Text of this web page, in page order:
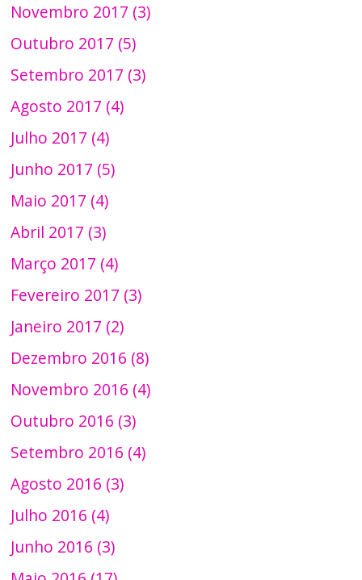
Novembro 2017 (3)
Outubro 2017 (5)
Setembro 2017 (3)
Agosto 2017 (4)
Julho 2017 (4)
Junho 2017 (5)
Maio 2017 (4)
Abril 2017 (3)
Março 2017 (4)
Fevereiro 2017 (3)
Janeiro 2017 (2)
Dezembro 2016 (8)
Novembro 2016 (4)
Outubro 2016 (3)
Setembro 2016 (4)
Agosto 2016 (3)
Julho 2016 (4)
Junho 2016 (3)